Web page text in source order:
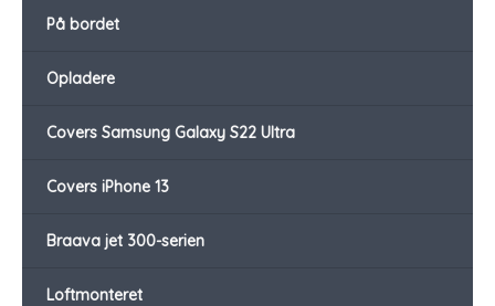
På bordet
Opladere
Covers Samsung Galaxy S22 Ultra
Covers iPhone 13
Braava jet 300-serien
Loftmonteret